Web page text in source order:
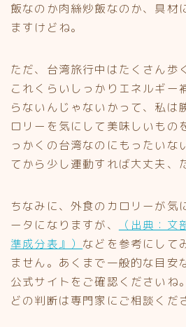
飯なのか肉絲炒飯なのか、具材
ますけどね。
ただ、台湾旅行中はたくさん歩
これくらいしっかりエネルギー
らないんじゃないかって、私は
ロリーを気にして美味しいもの
っかくの台湾なのにもったいな
てから少し運動すれば大丈夫、
ちなみに、外食のカロリーが気
ータになりますが、
（出典：
準成分表』） などを参考にして
ません。あくまで一般的な目安
公式サイトをご確認くださいね
どの判断は専門家にご相談くだ